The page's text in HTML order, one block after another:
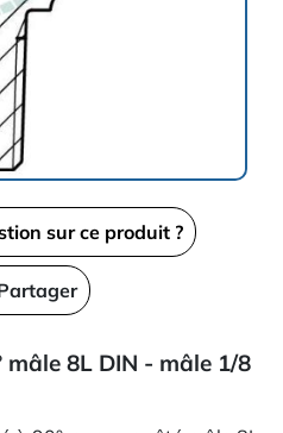
sur ce produit ?
8L DIN - mâle 1/8